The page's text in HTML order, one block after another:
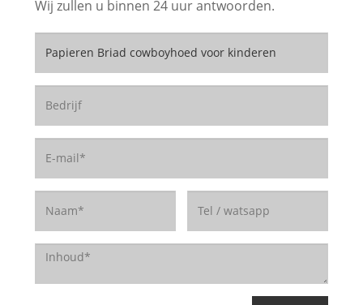
Wij zullen u binnen 24 uur antwoorden.